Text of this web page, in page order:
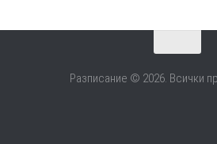
Разписание © 2026. Всички